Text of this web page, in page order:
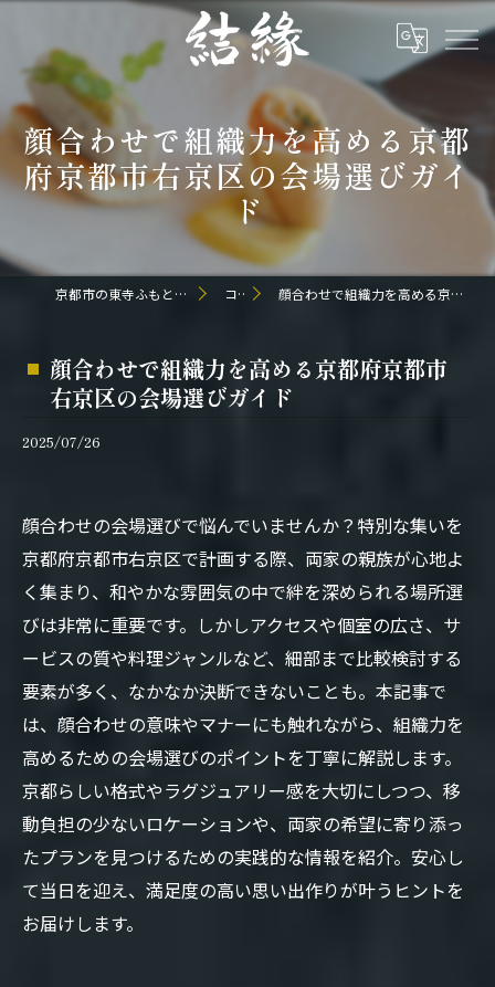
顔合わせで組織力を高める京都
府京都市右京区の会場選びガイ
ド
京都市の東寺ふもとの和食なら日本料理 結縁 コラム 顔合わせで組織力を高める京都府京都市右京区の会場選びガイド
顔合わせで組織力を高める京都府京都市
右京区の会場選びガイド
2025/07/26
顔合わせの会場選びで悩んでいませんか？特別な集いを
京都府京都市右京区で計画する際、両家の親族が心地よ
く集まり、和やかな雰囲気の中で絆を深められる場所選
びは非常に重要です。しかしアクセスや個室の広さ、サ
ービスの質や料理ジャンルなど、細部まで比較検討する
要素が多く、なかなか決断できないことも。本記事で
は、顔合わせの意味やマナーにも触れながら、組織力を
高めるための会場選びのポイントを丁寧に解説します。
京都らしい格式やラグジュアリー感を大切にしつつ、移
動負担の少ないロケーションや、両家の希望に寄り添っ
たプランを見つけるための実践的な情報を紹介。安心し
て当日を迎え、満足度の高い思い出作りが叶うヒントを
お届けします。